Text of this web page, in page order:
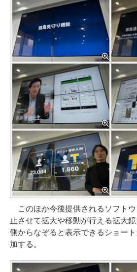
このほか今後提供されるソフト
止させて拡大や移動が行える拡大
側からなぞると表示できるショー
加する。